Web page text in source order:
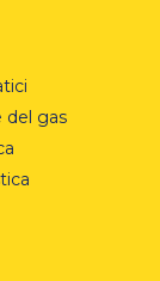
del gas